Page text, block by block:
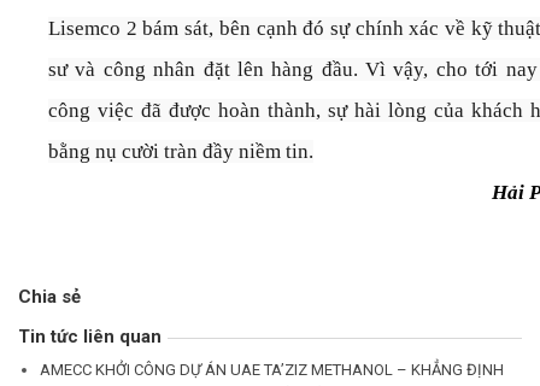
Lisemco 2 bám sát, bên cạnh đó sự chính xác về kỹ
sư và công nhân đặt lên hàng đầu. Vì vậy, cho tới
công việc đã được hoàn thành, sự hài lòng của khách
bằng nụ cười tràn đầy niềm tin.
Hải
Chia sẻ
Tin tức liên quan
AMECC KHỞI CÔNG DỰ ÁN UAE TA’ZIZ METHANOL – KHẲNG ĐỊNH